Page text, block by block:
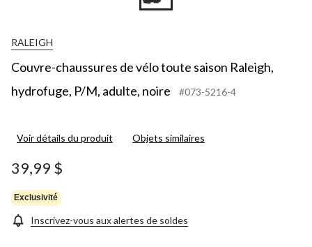
RALEIGH
Couvre-chaussures de vélo toute saison Raleigh,
hydrofuge, P/M, adulte, noire
#073-5216-4
Voir détails du produit Objets similaires
39,99 $
Exclusivité
Inscrivez-vous aux alertes de soldes